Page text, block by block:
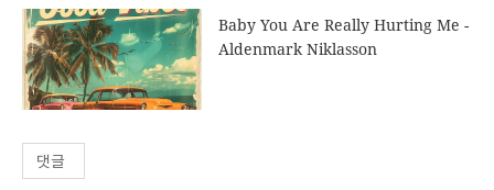
Baby You Are Really Hurting Me -
Aldenmark Niklasson
댓글